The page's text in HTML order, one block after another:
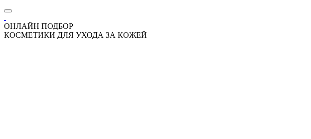
ОНЛАЙН ПОДБОР
КОСМЕТИКИ ДЛЯ УХОДА ЗА КОЖЕЙ